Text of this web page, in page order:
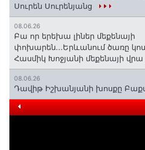
Սուրեն Սուրենյանց
08.06.26
Բա որ երեխա լիներ մեքենայի
փոխարեն...Երևանում ծառը
Հասմիկ Խոջյանի մեքենայի վրա
08.06.26
Դավիթ Իշխանյանի խոսքը